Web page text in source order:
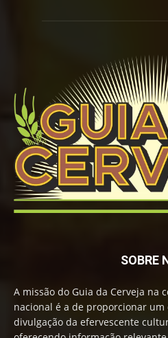
SOBRE
A missão do Guia da Cerveja na
nacional é a de proporcionar um
divulgação da efervescente